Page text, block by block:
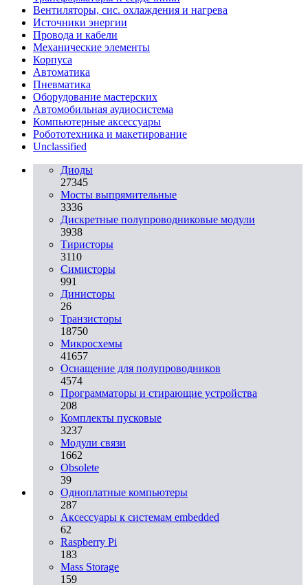
Вентиляторы, сис. охлаждения и нагрева
Источники энергии
Провода и кабели
Механические элементы
Корпуса
Автоматика
Пневматика
Оборудование мастерских
Автомобильная аудиосистема
Компьютерные аксессуары
Робототехника и макетирование
Unclassified
Диоды
27345
Мосты выпрямительные
3336
Дискретные полупроводниковые модули
3938
Тиристоры
3110
Симисторы
991
Динисторы
26
Транзисторы
18750
Микросхемы
41657
Оснащение для полупроводников
4574
Программаторы и стирающие устройства
208
Комплекты пусковые
3237
Модули связи
1662
Obsolete
39
Одноплатные компьютеры
287
Аксессуары к системам embedded
62
Raspberry Pi
183
Mass Storage
159